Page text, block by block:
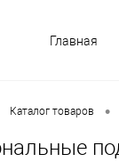
Главная
Каталог товаров •